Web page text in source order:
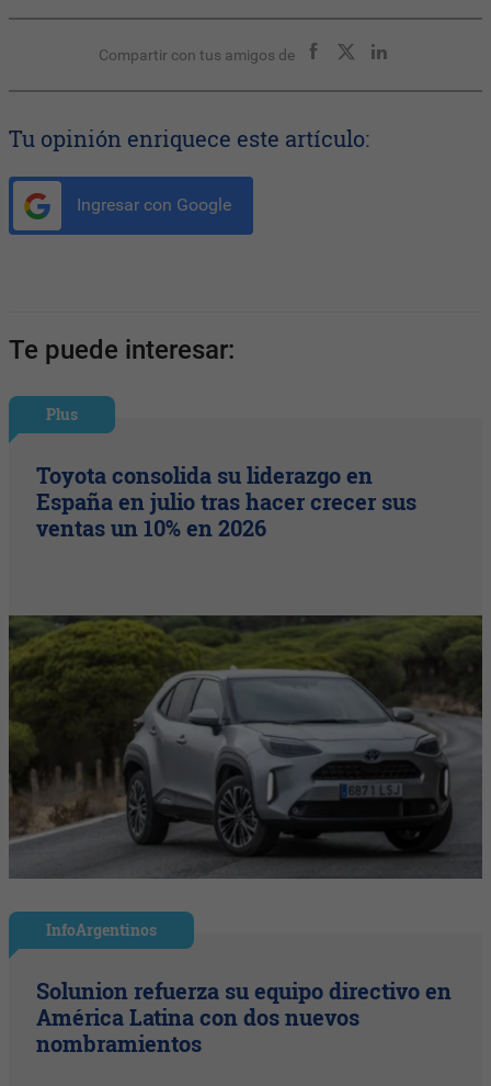
Compartir con tus amigos de
Tu opinión enriquece este artículo:
Ingresar con Google
Te puede interesar:
Plus
Toyota consolida su liderazgo en
España en julio tras hacer crecer sus
ventas un 10% en 2026
InfoArgentinos
Solunion refuerza su equipo directivo en
América Latina con dos nuevos
nombramientos